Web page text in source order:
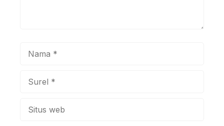
web